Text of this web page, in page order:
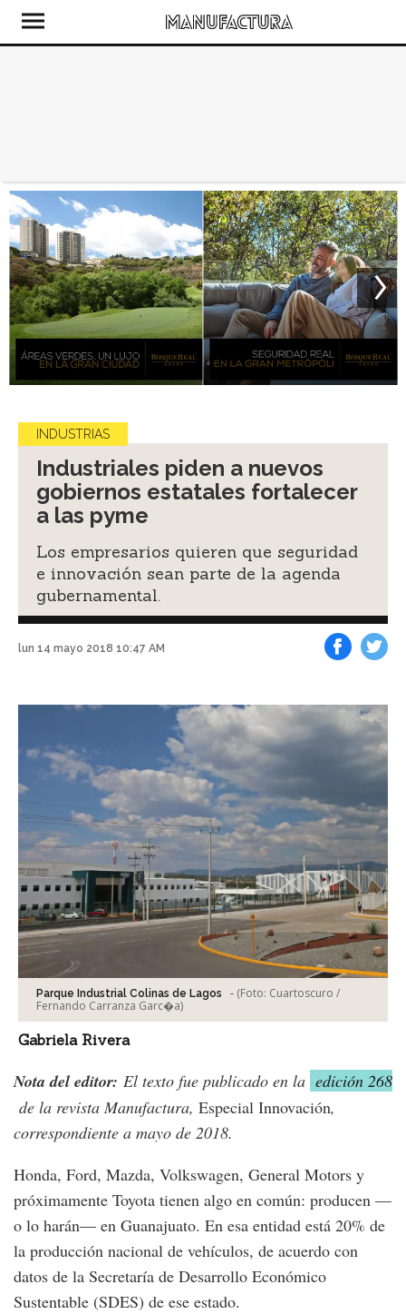
INDUSTRIAS
Industriales piden a nuevos
gobiernos estatales fortalecer
a las pyme
Los empresarios quieren que seguridad
e innovación sean parte de la agenda
gubernamental.
lun 14 mayo 2018 10:47 AM
Parque Industrial Colinas de Lagos - (Foto: Cuartoscuro /
Fernando Carranza Garc�a)
Gabriela Rivera
Nota del editor: El texto fue publicado en la edición 268
de la revista Manufactura, Especial Innovación,
correspondiente a mayo de 2018.
Honda, Ford, Mazda, Volkswagen, General Motors y
próximamente Toyota tienen algo en común: producen —
o lo harán— en Guanajuato. En esa entidad está 20% de
la producción nacional de vehículos, de acuerdo con
datos de la Secretaría de Desarrollo Económico
Sustentable (SDES) de ese estado.